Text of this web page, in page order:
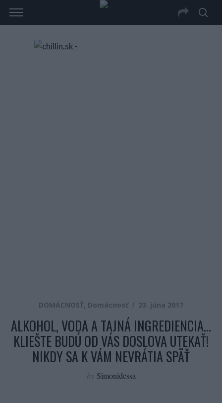
DOMÁCNOSŤ, Domácnosť 23. júna 2017
ALKOHOL, VODA A TAJNÁ INGREDIENCIA…
KLIEŠTE BUDÚ OD VÁS DOSLOVA UTEKAŤ!
NIKDY SA K VÁM NEVRÁTIA SPÄŤ
by Simonidessa